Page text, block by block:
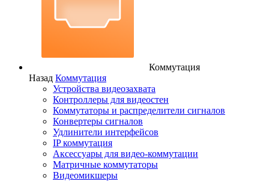
Коммутация
Назад Коммутация
Устройства видеозахвата
Контроллеры для видеостен
Коммутаторы и распределители сигналов
Конвертеры сигналов
Удлинители интерфейсов
IP коммутация
Аксессуары для видео-коммутации
Матричные коммутаторы
Видеомикшеры